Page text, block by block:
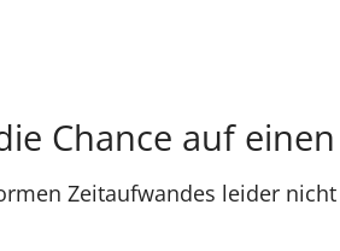
Chance auf
Zeitaufwandes leider